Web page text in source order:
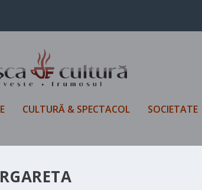
CULTURĂ & SPECTACOL SOCIETATE